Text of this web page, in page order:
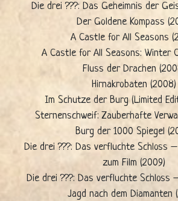
Die drei ???: Das Geheimnis der
Der Goldene Kompass
A Castle for All Seasons
A Castle for All Seasons: Winter
Fluss der Drachen
Hirnakrobaten (2008)
Im Schutze der Burg (Limited
Sternenschweif: Zauberhafte
Burg der 1000 Spiegel
Die drei ???: Das verfluchte Schloss
zum Film (2009)
Die drei ???: Das verfluchte Schloss
Jagd nach dem Diamanten